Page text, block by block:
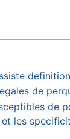
de
de
les